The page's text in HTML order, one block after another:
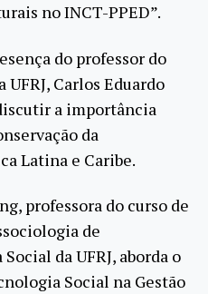
no INCT-PPED”.
do professor do
Carlos Eduardo
a importância
da
Latina e Caribe.
professora do curso de
de
da UFRJ, aborda o
Social na Gestão